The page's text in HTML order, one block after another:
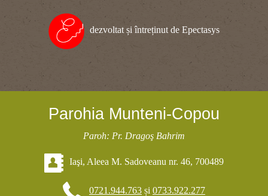
dezvoltat și întreținut de Epectasys
Parohia Munteni-Copou
Paroh: Pr. Dragoş Bahrim
Iaşi, Aleea M. Sadoveanu nr. 46, 700489
0721.944.763 și 0733.922.277